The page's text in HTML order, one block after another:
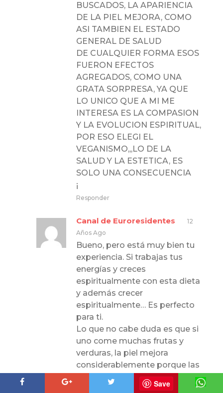
BUSCADOS, LA APARIENCIA
DE LA PIEL MEJORA, COMO
ASI TAMBIEN EL ESTADO
GENERAL DE SALUD
DE CUALQUIER FORMA ESOS
FUERON EFECTOS
AGREGADOS, COMO UNA
GRATA SORPRESA, YA QUE
LO UNICO QUE A MI ME
INTERESA ES LA COMPASION
Y LA EVOLUCION ESPIRITUAL,
POR ESO ELEGI EL
VEGANISMO,,,LO DE LA
SALUD Y LA ESTETICA, ES
SOLO UNA CONSECUENCIA
¡
Responder
Canal de Euroresidentes
12
Años Ago
Bueno, pero está muy bien tu
experiencia. Si trabajas tus
energías y creces
espiritualmente con esta dieta
y además crecer
espiritualmente… Es perfecto
para ti.
Lo que no cabe duda es que si
uno come muchas frutas y
verduras, la piel mejora
considerablemente porque las
vitaminas que contienen son
directamente beneficiosas.
Save